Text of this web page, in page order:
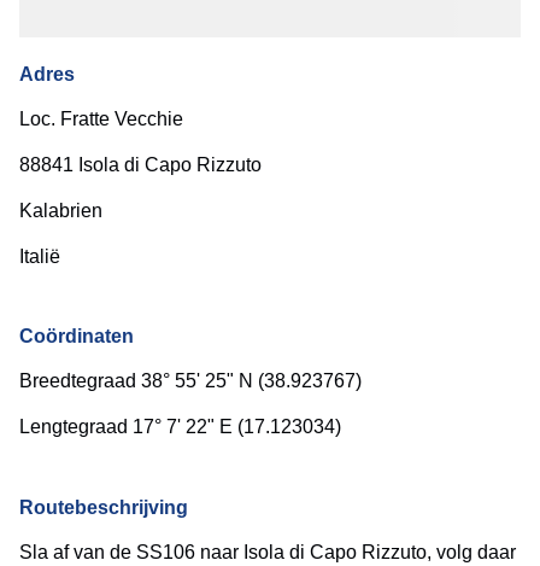
Adres
Loc. Fratte Vecchie
88841 Isola di Capo Rizzuto
Kalabrien
Italië
Coördinaten
Breedtegraad 38° 55' 25" N (38.923767)
Lengtegraad 17° 7' 22" E (17.123034)
Routebeschrijving
Sla af van de SS106 naar Isola di Capo Rizzuto, volg daar